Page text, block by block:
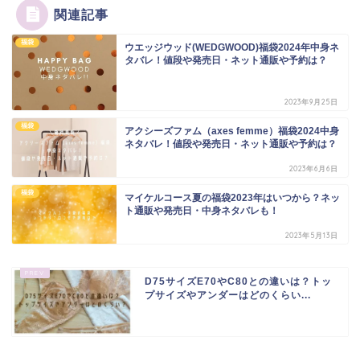
関連記事
福袋
ウエッジウッド(WEDGWOOD)福袋2024年中身ネ
タバレ！値段や発売日・ネット通販や予約は？
2023年9月25日
福袋
アクシーズファム（axes femme）福袋2024中身
ネタバレ！値段や発売日・ネット通販や予約は？
2023年6月6日
福袋
マイケルコース夏の福袋2023年はいつから？ネッ
ト通販や発売日・中身ネタバレも！
2023年5月13日
D75サイズE70やC80との違いは？トッ
プサイズやアンダーはどのくらい...